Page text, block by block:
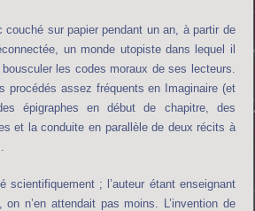
couché sur papier pendant un an, à partir de
un monde utopiste dans lequel il
les codes moraux de ses lecteurs.
procédés assez fréquents en Imaginaire (et
épigraphes en début de chapitre, des
et la conduite en parallèle de deux récits à
scientifiquement ; l’auteur étant enseignant
n’en attendait pas moins. L’invention de